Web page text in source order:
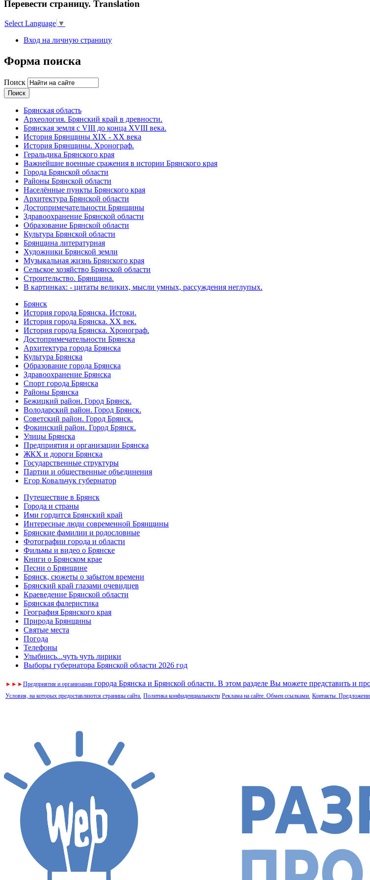
Перевести страницу. Translation
Select Language ▼
Вход на личную страницу
Форма поиска
Поиск
Брянская область
Археология. Брянский край в древности.
Брянская земля с VIII до конца XVIII века.
История Брянщины XIX - XX века
История Брянщины. Хронограф.
Геральдика Брянского края
Важнейшие военные сражения в истории Брянского края
Города Брянской области
Районы Брянской области
Населённые пункты Брянского края
Архитектура Брянской области
Достопримечательности Брянщины
Здравоохранение Брянской области
Образование Брянской области
Культура Брянской области
Брянщина литературная
Художники Брянской земли
Музыкальная жизнь Брянского края
Сельское хозяйство Брянской области
Строительство. Брянщина.
В картинках: - цитаты великих, мысли умных, рассуждения неглупых.
Брянск
История города Брянска. Истоки.
История города Брянска. XX век.
История города Брянска. Хронограф.
Достопримечательности Брянска
Архитектура города Брянска
Культура Брянска
Образование города Брянска
Здравоохранение Брянска
Спорт города Брянска
Районы Брянска
Бежицкий район. Город Брянск.
Володарский район. Город Брянск.
Советский район. Город Брянск.
Фокинский район. Город Брянск.
Улицы Брянска
Предприятия и организации Брянска
ЖКХ и дороги Брянска
Государственные структуры
Партии и общественные объединения
Егор Ковальчук губернатор
Путешествие в Брянск
Города и страны
Ими гордится Брянский край
Интересные люди современной Брянщины
Брянские фамилии и родословные
Фотографии города и области
Фильмы и видео о Брянске
Книги о Брянском крае
Песни о Брянщине
Брянск, сюжеты о забытом времени
Брянский край глазами очевидцев
Краеведение Брянской области
Брянская фалеристика
География Брянского края
Природа Брянщины
Святые места
Погода
Телефоны
Улыбнись...чуть чуть лирики
Выборы губернатора Брянской области 2026 год
► ► ►Предприятия и организации города Брянска и Брянской области. В этом разделе Вы можете представить и
Условия, на которых предоставляются страницы сайта. Политика конфиденциальности Реклама на сайте. Обмен ссылками. Контакты.